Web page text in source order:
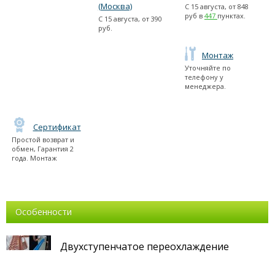
(Москва)
С 15 августа, от 390
руб.
С 15 августа, от 848
руб в 447 пунктах.
Монтаж
Уточняйте по
телефону у
менеджера.
Сертификат
Простой возврат и
обмен, Гарантия 2
года. Монтаж
Особенности
Двухступенчатое переохлаждение